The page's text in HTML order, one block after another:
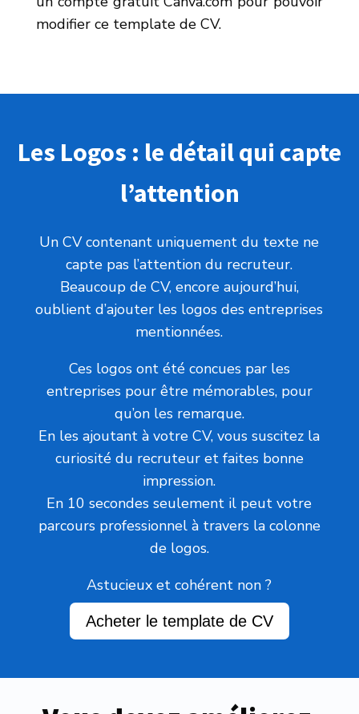
modifier ce template de CV.
Les Logos : le détail qui capte
l’attention
Un CV contenant uniquement du texte ne
capte pas l’attention du recruteur.
Beaucoup de CV, encore aujourd’hui,
oublient d’ajouter les logos des entreprises
mentionnées.
Ces logos ont été concues par les
entreprises pour être mémorables, pour
qu’on les remarque.
En les ajoutant à votre CV, vous suscitez la
curiosité du recruteur et faites bonne
impression.
En 10 secondes seulement il peut votre
parcours professionnel à travers la colonne
de logos.
Astucieux et cohérent non ?
Acheter le template de CV